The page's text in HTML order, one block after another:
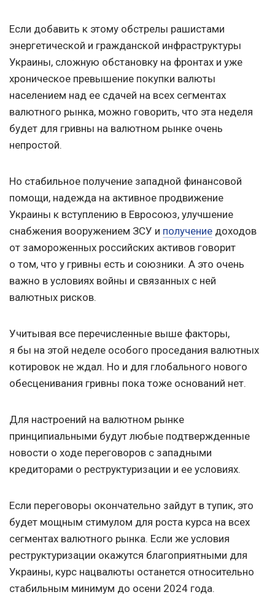
Если добавить к этому обстрелы рашистами
энергетической и гражданской инфраструктуры
Украины, сложную обстановку на фронтах и уже
хроническое превышение покупки валюты
населением над ее сдачей на всех сегментах
валютного рынка, можно говорить, что эта неделя
будет для гривны на валютном рынке очень
непростой.
Но стабильное получение западной финансовой
помощи, надежда на активное продвижение
Украины к вступлению в Евросоюз, улучшение
снабжения вооружением ЗСУ и получение доходов
от замороженных российских активов говорит
о том, что у гривны есть и союзники. А это очень
важно в условиях войны и связанных с ней
валютных рисков.
Учитывая все перечисленные выше факторы,
я бы на этой неделе особого проседания валютных
котировок не ждал. Но и для глобального нового
обесценивания гривны пока тоже оснований нет.
Для настроений на валютном рынке
принципиальными будут любые подтвержденные
новости о ходе переговоров с западными
кредиторами о реструктуризации и ее условиях.
Если переговоры окончательно зайдут в тупик, это
будет мощным стимулом для роста курса на всех
сегментах валютного рынка. Если же условия
реструктуризации окажутся благоприятными для
Украины, курс нацвалюты останется относительно
стабильным минимум до осени 2024 года.